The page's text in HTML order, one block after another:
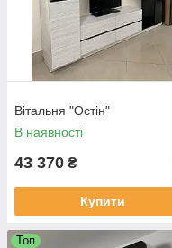
Вітальня "Остін"
В наявності
43 370 ₴
Купити
Топ